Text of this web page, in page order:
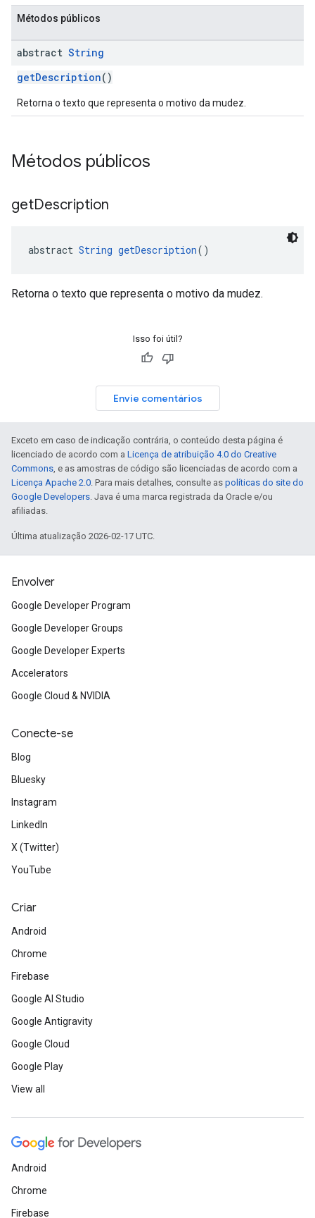
Métodos públicos
abstract String
getDescription()
Retorna o texto que representa o motivo da mudez.
Métodos públicos
getDescription
abstract String getDescription()
Retorna o texto que representa o motivo da mudez.
Isso foi útil?
Envie comentários
Exceto em caso de indicação contrária, o conteúdo desta página é
licenciado de acordo com a Licença de atribuição 4.0 do Creative
Commons, e as amostras de código são licenciadas de acordo com a
Licença Apache 2.0. Para mais detalhes, consulte as políticas do site do
Google Developers. Java é uma marca registrada da Oracle e/ou
afiliadas.
Última atualização 2026-02-17 UTC.
Envolver
Google Developer Program
Google Developer Groups
Google Developer Experts
Accelerators
Google Cloud & NVIDIA
Conecte-se
Blog
Bluesky
Instagram
LinkedIn
X (Twitter)
YouTube
Criar
Android
Chrome
Firebase
Google AI Studio
Google Antigravity
Google Cloud
Google Play
View all
Android
Chrome
Firebase